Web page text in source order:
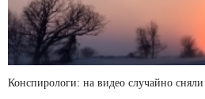
Конспирологи: на видео случайно